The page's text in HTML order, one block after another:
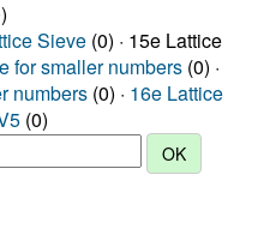
Sieve (0) · 15e Lattice
for smaller numbers (0) ·
numbers (0) · 16e Lattice
(0)